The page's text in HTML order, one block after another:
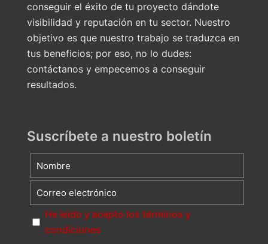
conseguir el éxito de tu proyecto dándote
visibilidad y reputación en tu sector. Nuestro
objetivo es que nuestro trabajo se traduzca en
tus beneficios; por eso, no lo dudes:
contáctanos y empecemos a conseguir
resultados.
Suscríbete a nuestro boletín
He leído y acepto los términos y
condiciones